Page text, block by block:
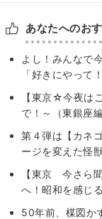
あなたへのお
よし！みんなで
「好きにやって！
【東京☆今夜は
で！～（東銀座
第４弾は【カネ
ージを変えた怪
【東京 今さら
へ！昭和を感じ
50年前、楳図か